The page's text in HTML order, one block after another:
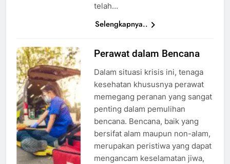
telah…
Selengkapnya..
Ilustrasi
Perawat
Melakukan
Triase,
Foto: Dok.
Freepik.com
Perawat dalam Bencana
Dalam situasi krisis ini, tenaga
kesehatan khususnya perawat
memegang peranan yang sangat
penting dalam pemulihan
bencana. Bencana, baik yang
bersifat alam maupun non-alam,
merupakan peristiwa yang dapat
mengancam keselamatan jiwa,